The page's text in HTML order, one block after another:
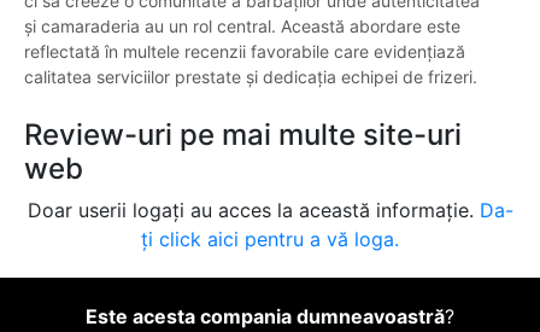
și camaraderia au un rol central. Această abordare este
reflectată în multele recenzii favorabile care evidențiază
calitatea serviciilor prestate și dedicația echipei de frizeri.
Review-uri pe mai multe site-uri
web
Doar userii logați au acces la această informație. Da-
ți click aici pentru a vă loga.
Este acesta compania dumneavoastră?